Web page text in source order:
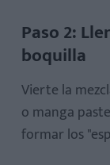
Paso 2:
boquilla
Vierte la
o manga
formar los